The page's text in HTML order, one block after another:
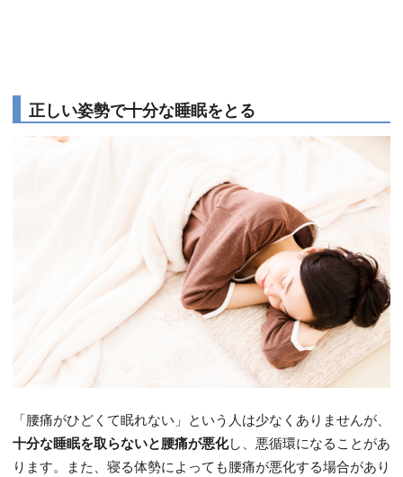
正しい姿勢で十分な睡眠をとる
「腰痛がひどくて眠れない」という人は少なくありませんが、
十分な睡眠を取らないと腰痛が悪化し、悪循環になることがあ
ります。また、寝る体勢によっても腰痛が悪化する場合があり